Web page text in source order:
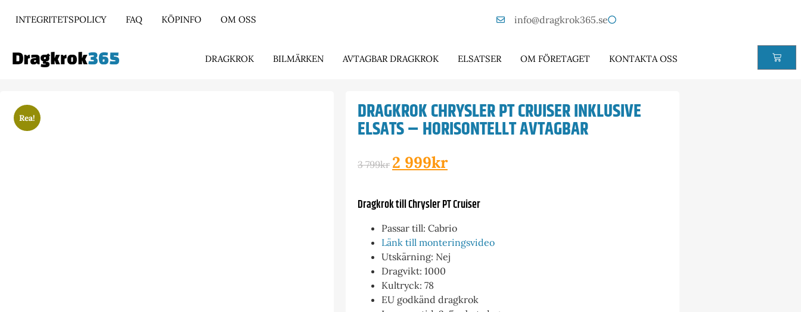
INTEGRITETSPOLICY FAQ KÖPINFO OM OSS info@dragkrok365.se
DRAGKROK BILMÄRKEN AVTAGBAR DRAGKROK ELSATSER OM FÖRETAGET KONTAKTA OSS
Rea! DRAGKROK CHRYSLER PT CRUISER INKLUSIVE
ELSATS – HORISONTELLT AVTAGBAR
3 799kr 2 999kr
Dragkrok till Chrysler PT Cruiser
Passar till: Cabrio
Länk till monteringsvideo
Utskärning: Nej
Dragvikt: 1000
Kultryck: 78
EU godkänd dragkrok